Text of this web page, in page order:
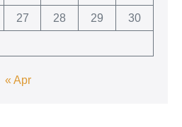
27 28 29 30
« Apr